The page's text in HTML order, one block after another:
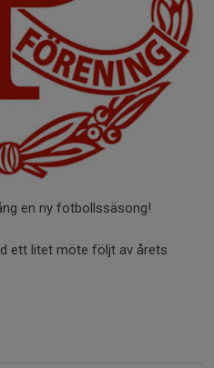
en ny fotbollssäsong!
ett litet möte följt av årets